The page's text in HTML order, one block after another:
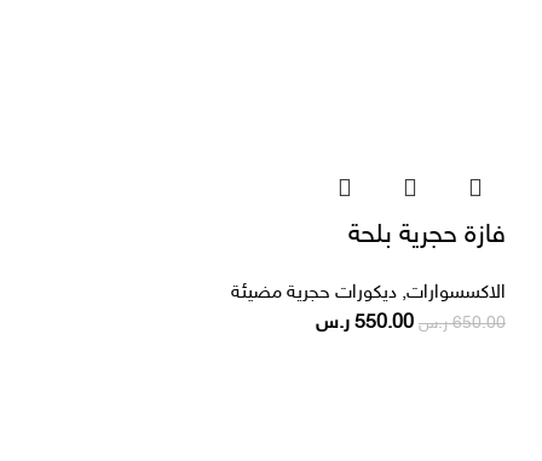
فازة حجرية بلحة
الاكسسوارات, ديكورات حجرية مضيئة
650.00 ر.س 550.00 ر.س